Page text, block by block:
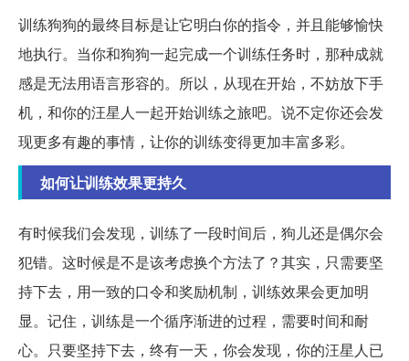
训练狗狗的最终目标是让它明白你的指令，并且能够愉快
地执行。当你和狗狗一起完成一个训练任务时，那种成就
感是无法用语言形容的。所以，从现在开始，不妨放下手
机，和你的汪星人一起开始训练之旅吧。说不定你还会发
现更多有趣的事情，让你的训练变得更加丰富多彩。
如何让训练效果更持久
有时候我们会发现，训练了一段时间后，狗儿还是偶尔会
犯错。这时候是不是该考虑换个方法了？其实，只需要坚
持下去，用一致的口令和奖励机制，训练效果会更加明
显。记住，训练是一个循序渐进的过程，需要时间和耐
心。只要坚持下去，终有一天，你会发现，你的汪星人已